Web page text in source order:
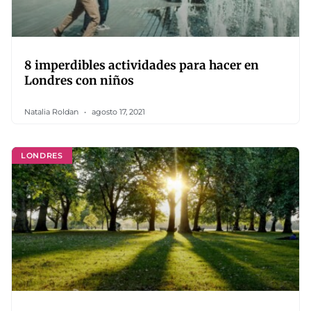
8 imperdibles actividades para hacer en
Londres con niños
Natalia Roldan agosto 17, 2021
LONDRES